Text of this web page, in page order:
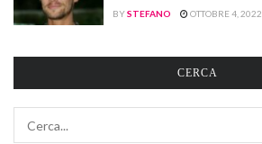
BYSTEFANO OTTOBRE 4, 2022
CERCA